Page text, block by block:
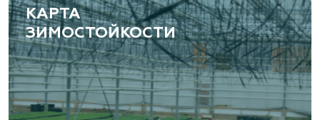
КАРТА
ЗИМОСТОЙКОСТИ